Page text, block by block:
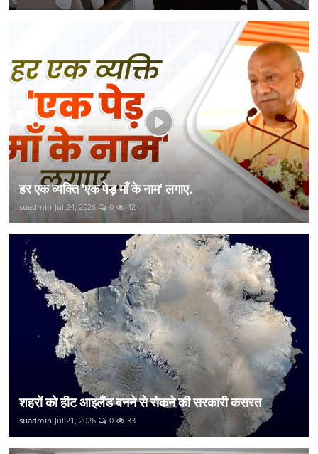
हर एक व्यक्ति 'एक पेड़ माँ के नाम' लगाए.
suadmin Jul 24, 2026 0 42
शहरों को हीट आइलैंड बनने से रोकने की सरकारी कसरत
suadmin Jul 21, 2026 0 33